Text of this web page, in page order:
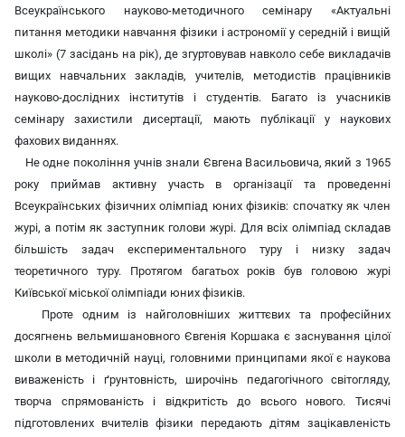
Всеукраїнського науково-методичного семінару «Актуальні
питання методики навчання фізики і астрономії у середній і вищій
школі» (7 засідань на рік), де згуртовував навколо себе викладачів
вищих навчальних закладів, учителів, методистів працівників
науково-дослідних інститутів і студентів. Багато із учасників
семінару захистили дисертації, мають публікації у наукових
фахових виданнях.
Не одне покоління учнів знали Євгена Васильовича, який з 1965
року приймав активну участь в організації та проведенні
Всеукраїнських фізичних олімпіад юних фізиків: спочатку як член
журі, а потім як заступник голови журі. Для всіх олімпіад складав
більшість задач експериментального туру і низку задач
теоретичного туру. Протягом багатьох років був головою журі
Київської міської олімпіади юних фізиків.
Проте одним із найголовніших життєвих та професійних
досягнень вельмишановного Євгенія Коршака є заснування цілої
школи в методичній науці, головними принципами якої є наукова
виваженість і ґрунтовність, широчінь педагогічного світогляду,
творча спрямованість і відкритість до всього нового. Тисячі
підготовлених вчителів фізики передають дітям зацікавленість